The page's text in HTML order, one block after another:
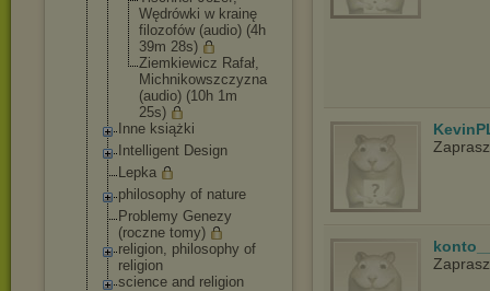
Wędrówki w krainę
filozofów (audio) (4h
39m 28s)
Ziemkiewicz Rafał,
Michnikowszczyzna
(audio) (10h 1m
25s)
Inne książki
Intelligent Design
Lepka
philosophy of nature
Problemy Genezy
(roczne tomy)
religion, philosophy of
religion
science and religion